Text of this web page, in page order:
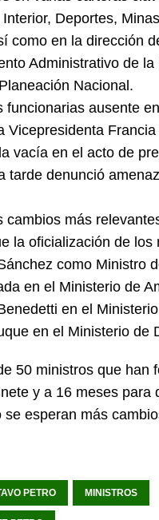
Deportes,
como en la dirección
Administrativo de la
Nacional.
funcionarias ausente
Vicepresidenta
vacía en el acto de
tarde denunció
cambios más
la oficialización de los
como Ministro
en el Ministerio de
en el
en el Ministerio de
50 ministros que han
y a 16 meses para
se esperan más
PETRO MINISTROS